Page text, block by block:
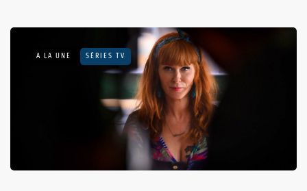
A LA UNE SÉRIES TV